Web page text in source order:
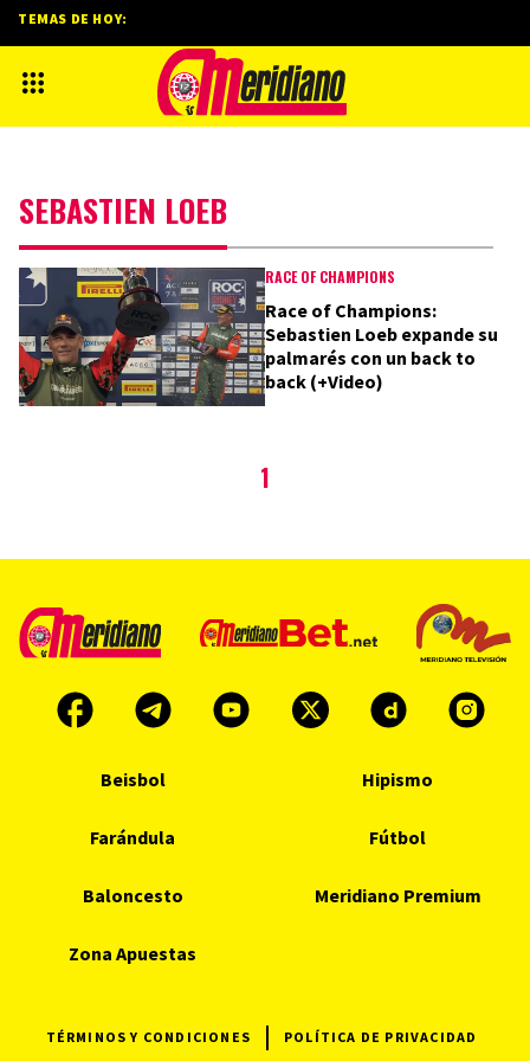
SEBASTIEN LOEB
RACE OF CHAMPIONS
Race of Champions:
Sebastien Loeb expande su
palmarés con un back to
back (+Video)
1
TEMAS DE HOY:
Beisbol Hipismo
Farándula Fútbol
Baloncesto Meridiano Premium
Zona Apuestas
TÉRMINOS Y CONDICIONES POLÍTICA DE PRIVACIDAD